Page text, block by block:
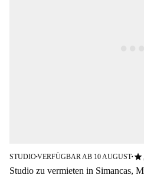
STUDIO■VERFÜGBAR AB 10 AUGUST■star
Studio zu vermieten in Simancas,